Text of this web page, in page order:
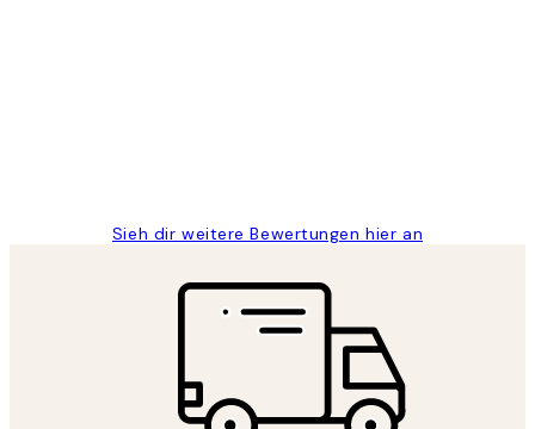
Sieh dir weitere Bewertungen hier an